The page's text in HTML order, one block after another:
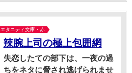
エタニティ文庫・赤
辣腕上司の極上包囲網
失恋したての部下は、一夜の過
ちをネタに脅され逃げられませ